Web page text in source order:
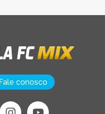
Fale conosco